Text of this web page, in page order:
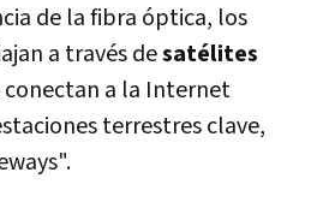
de la fibra óptica, los
a través desatélites
conectan a la Internet
terrestres clave,